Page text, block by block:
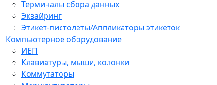
Терминалы сбора данных
Эквайринг
Этикет-пистолеты/Аппликаторы этикеток
Компьютерное оборудование
ИБП
Клавиатуры, мыши, колонки
Коммутаторы